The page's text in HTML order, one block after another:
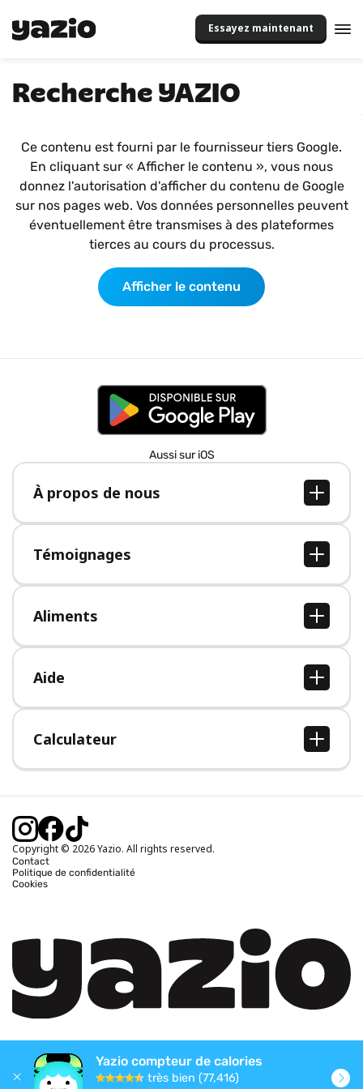
Essayez maintenant
Recherche YAZIO
Ce contenu est fourni par le fournisseur tiers Google.
En cliquant sur « Afficher le contenu », vous nous
donnez l'autorisation d'afficher du contenu de Google
sur nos pages web. Vos données personnelles peuvent
éventuellement être transmises à des plateformes
tierces au cours du processus.
Afficher le contenu
Aussi sur iOS
À propos de nous
À propos de nous
Postes
Presse
Témoignages
Tous les témoignages
Aliments
Tous les aliments
Aide
Centre d'aide
Calculateur
Calcul IMC
Calcul poids idéal
Calcul calories brûlées
Copyright © 2026 Yazio. All rights reserved.
Contact
Politique de confidentialité
Cookies
Yazio compteur de calories
très bien (77,416)